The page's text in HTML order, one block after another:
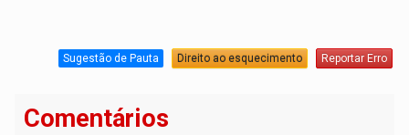
Sugestão de Pauta Direito ao esquecimento Reportar Erro
Comentários